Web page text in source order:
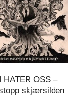
HATER OSS –
skjærsilden